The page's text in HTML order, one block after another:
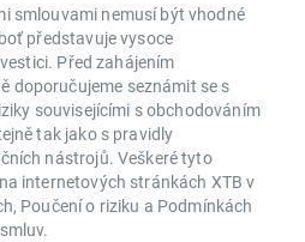
smlouvami nemusí být vhodné
představuje vysoce
Před zahájením
doporučujeme seznámit se s
souvisejícími s obchodováním
tak jako s pravidly
nástrojů. Veškeré tyto
internetových stránkách XTB v
Poučení o riziku a Podmínkách